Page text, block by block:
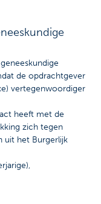
de opdrachtgever
vertegenwoordiger
heeft met de
zich tegen
uit het Burgerlijk